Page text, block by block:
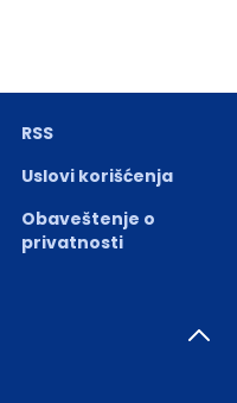
RSS
Uslovi korišćenja
Obaveštenje o
privatnosti